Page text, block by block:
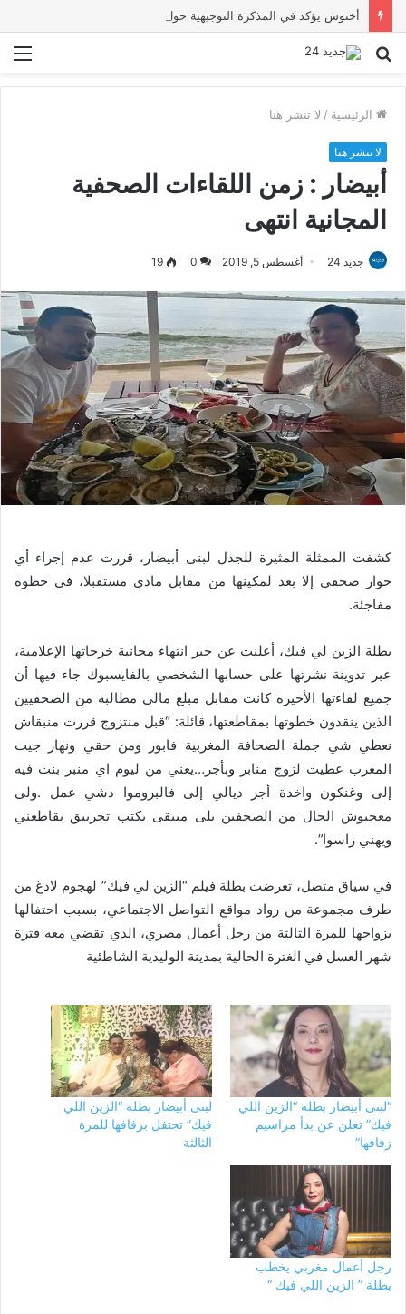
بحث
الرئيسية / لا تنشر هنا
لا تنشر هنا
أبيضار : زمن اللقاءات الصحفية
المجانية انتهى
جديد 24 أغسطس 5, 2019 0
19
كشفت الممثلة المثيرة للجدل لبنى أبيضار، قررت عدم إجراء أي
حوار صحفي إلا بعد لمكينها من مقابل مادي مستقبلا، في خطوة
مفاجئة.
بطلة الزين لي فيك، أعلنت عن خبر انتهاء مجانية خرجاتها الإعلامية،
عبر تدوينة نشرتها على حسابها الشخصي بالفايسبوك جاء فيها أن
جميع لقاءتها الأخيرة كانت مقابل مبلغ مالي مطالبة من الصحفيين
الذين ينقدون خطوتها بمقاطعتها، قائلة: “قبل منتزوج قررت منبقاش
نعطي شي جملة الصحافة المغربية فابور ومن حقي ونهار جيت
المغرب عطيت لزوج منابر وبأجر…يعني من ليوم اي منبر بنت فيه
إلى وغنكون واخدة أجر ديالي إلى فالبروموا دشي عمل .ولى
معجبوش الحال من الصحفين بلى ميبقى يكتب تخربيق يقاطعني
ويهني راسوا”.
في سياق متصل، تعرضت بطلة فيلم “الزين لي فيك” لهجوم لادغ من
طرف مجموعة من رواد مواقع التواصل الاجتماعي، بسبب احتفالها
بزواجها للمرة الثالثة من رجل أعمال مصري، الذي تقضي معه فترة
شهر العسل في الغترة الحالية بمدينة الوليدية الشاطئية
“لبنى أبيضار بطلة “الزين اللي
فيك” تعلن عن بدأ مراسيم
زفافها”
لبنى أبيضار بطلة “الزين اللي
فيك” تحتفل بزفافها للمرة
الثالثة
رجل أعمال مغربي يخطب
بطلة ” الزين اللي فيك “